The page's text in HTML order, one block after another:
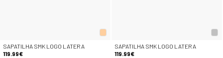
SAPATILHA SMK LOGO LATERA
119.99€
SAPATILHA SMK LOGO LATERA
119.99€